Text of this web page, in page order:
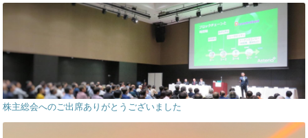
株主総会へのご出席ありがとうございました